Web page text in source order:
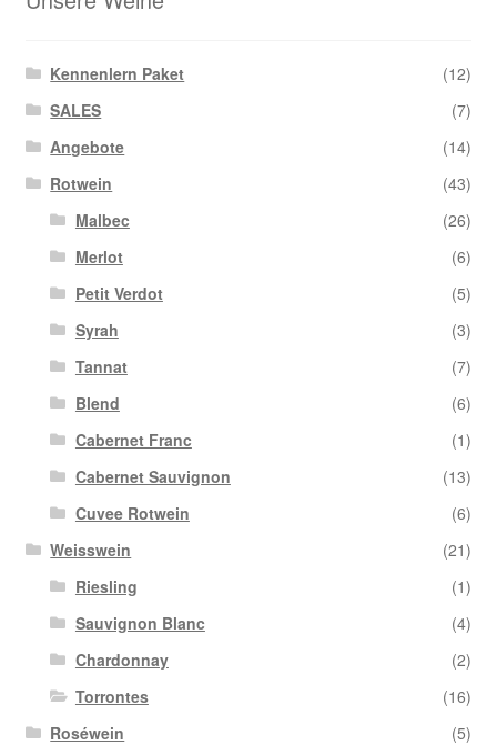
Kennenlern Paket
(12)
SALES
(7)
Angebote
(14)
Rotwein
(43)
Malbec
(26)
Merlot
(6)
Petit Verdot
(5)
Syrah
(3)
Tannat
(7)
Blend
(6)
Cabernet Franc
(1)
Cabernet Sauvignon
(13)
Cuvee Rotwein
(6)
Weisswein
(21)
Riesling
(1)
Sauvignon Blanc
(4)
Chardonnay
(2)
Torrontes
(16)
Roséwein
(5)